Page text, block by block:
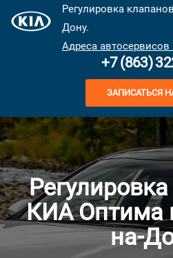
Регулировка
Дону.
Адреса автосервисов
+7 (863)
ЗАПИСАТЬСЯ
КИА Оптима
на-